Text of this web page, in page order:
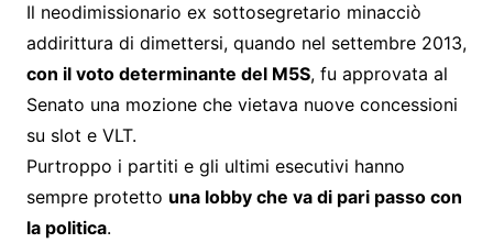
Il neodimissionario ex sottosegretario minacciò
addirittura di dimettersi, quando nel settembre 2013,
con il voto determinante del M5S, fu approvata al
Senato una mozione che vietava nuove concessioni
su slot e VLT.
Purtroppo i partiti e gli ultimi esecutivi hanno
sempre protetto una lobby che va di pari passo con
la politica.